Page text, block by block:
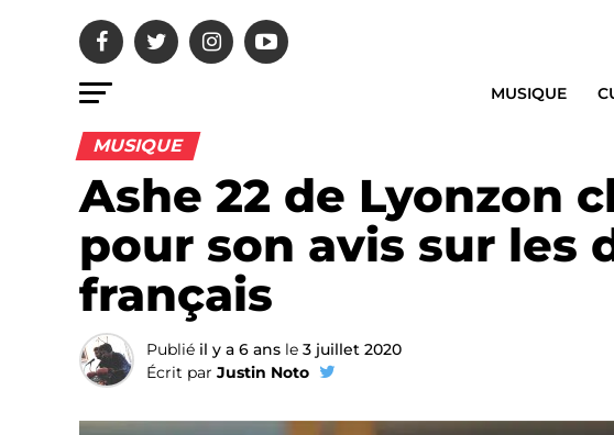
MUSIQUE
MUSIQUE
Ashe 22 de Lyonzon
pour son avis sur les
français
Publié il y a 6 ans le 3 juillet 2020
Écrit par Justin Noto